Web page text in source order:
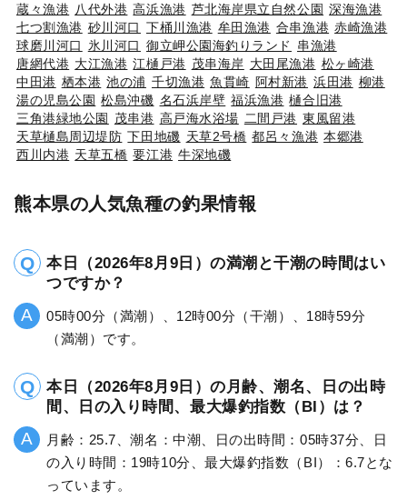
蔵々漁港 八代外港 高浜漁港 芦北海岸県立自然公園 深海漁港
七つ割漁港 砂川河口 下桶川漁港 牟田漁港 合串漁港 赤崎漁港
球磨川河口
氷川河口 御立岬公園海釣りランド
串漁港
唐網代港 大江漁港 江樋戸港 茂串海岸 大田尾漁港 松ヶ崎港
中田港 栖本港 池の浦 千切漁港 魚貫崎 阿村新港 浜田港 柳港
湯の児島公園 松島沖磯 名石浜岸壁 福浜漁港 樋合旧港
三角港緑地公園 茂串港 高戸海水浴場 二間戸港 東風留港
天草樋島周辺堤防 下田地磯 天草2号橋 都呂々漁港 本郷港
西川内港 天草五橋 要江港 牛深地磯
熊本県の人気魚種の釣果情報
本日（2026年8月9日）の満潮と干潮の時間はい
つですか？
05時00分（満潮）、12時00分（干潮）、18時59分
（満潮）です。
本日（2026年8月9日）の月齢、潮名、日の出時
間、日の入り時間、最大爆釣指数（BI）は？
月齢：25.7、潮名：中潮、日の出時間：05時37分、日
の入り時間：19時10分、最大爆釣指数（BI）：6.7とな
っています。